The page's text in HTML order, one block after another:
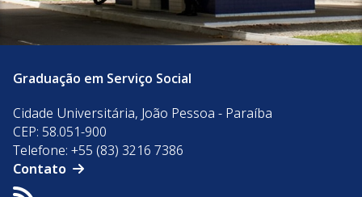
Graduação em Serviço Social
Cidade Universitária, João Pessoa - Paraíba
CEP: 58.051-900
Telefone: +55 (83) 3216 7386
Contato